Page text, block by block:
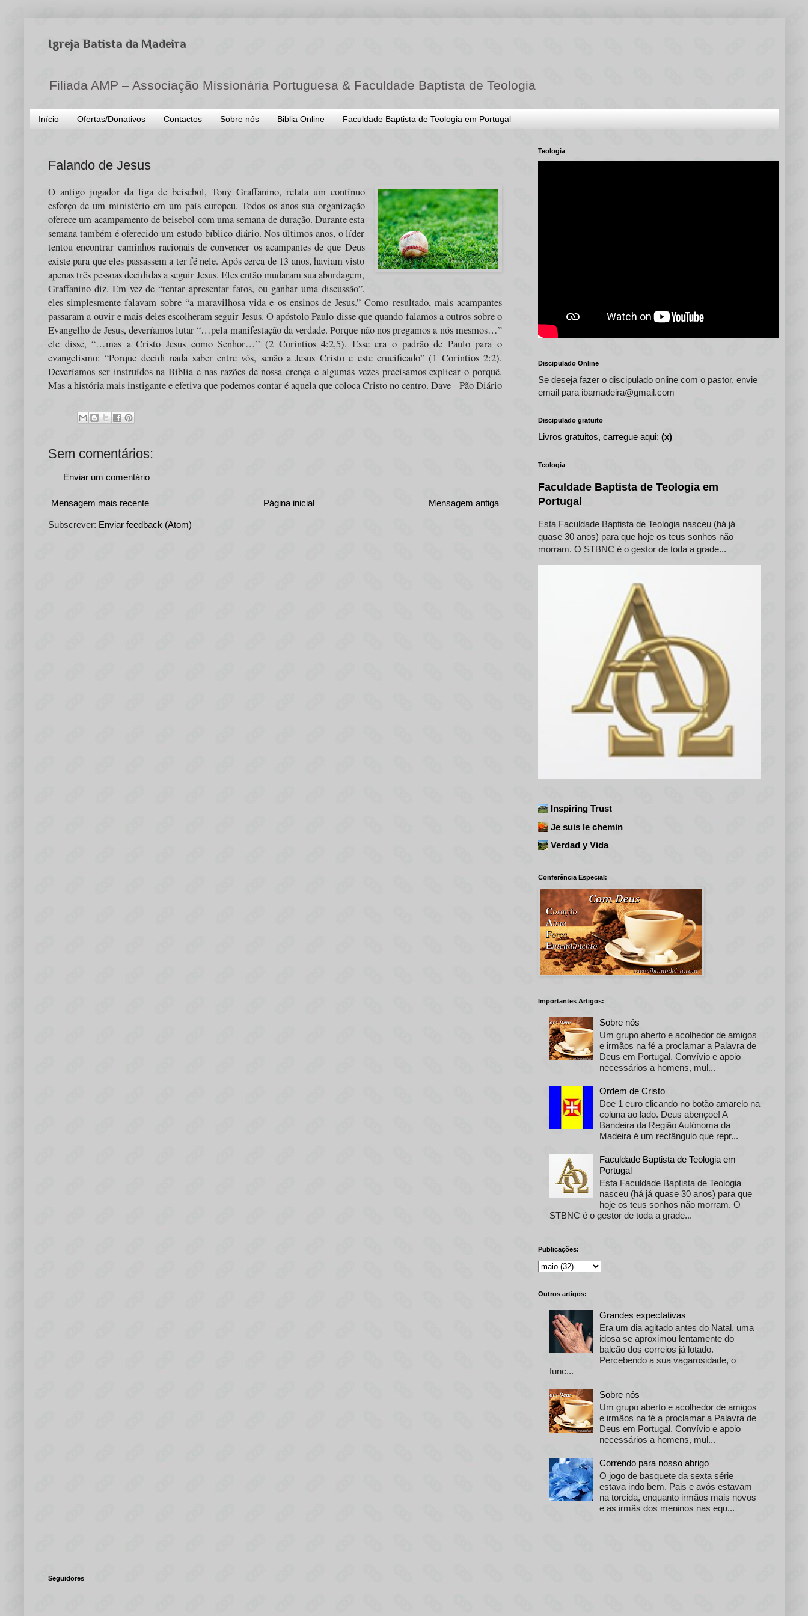
Igreja Batista da Madeira
Filiada AMP – Associação Missionária Portuguesa & Faculdade Baptista de Teologia
Início Ofertas/Donativos Contactos Sobre nós Biblia Online Faculdade Baptista de Teologia em Portugal
Falando de Jesus
O antigo jogador da liga de beisebol, Tony Graffanino, relata um contínuo
esforço de um ministério em um país europeu. Todos os anos sua organização
oferece um acampamento de beisebol com uma semana de duração. Durante esta
semana também é oferecido um estudo bíblico diário. Nos últimos anos, o líder
tentou encontrar caminhos racionais de convencer os acampantes de que Deus
existe para que eles passassem a ter fé nele. Após cerca de 13 anos, haviam visto
apenas três pessoas decididas a seguir Jesus. Eles então mudaram sua abordagem,
Graffanino diz. Em vez de “tentar apresentar fatos, ou ganhar uma discussão”,
eles simplesmente falavam sobre “a maravilhosa vida e os ensinos de Jesus.” Como resultado, mais acampantes
passaram a ouvir e mais deles escolheram seguir Jesus. O apóstolo Paulo disse que quando falamos a outros sobre o
Evangelho de Jesus, deveríamos lutar “…pela manifestação da verdade. Porque não nos pregamos a nós mesmos…”
ele disse, “…mas a Cristo Jesus como Senhor…” (2 Coríntios 4:2,5). Esse era o padrão de Paulo para o
evangelismo: “Porque decidi nada saber entre vós, senão a Jesus Cristo e este crucificado” (1 Coríntios 2:2).
Deveríamos ser instruídos na Bíblia e nas razões de nossa crença e algumas vezes precisamos explicar o porquê.
Mas a história mais instigante e efetiva que podemos contar é aquela que coloca Cristo no centro. Dave - Pão Diário
Sem comentários:
Enviar um comentário
Mensagem mais recente Mensagem antiga
Página inicial
Subscrever: Enviar feedback (Atom)
Teologia
Discipulado Online
Se deseja fazer o discipulado online com o pastor, envie
email para ibamadeira@gmail.com
Discipulado gratuito
Livros gratuitos, carregue aqui: (x)
Teologia
Faculdade Baptista de Teologia em
Portugal
Esta Faculdade Baptista de Teologia nasceu (há já
quase 30 anos) para que hoje os teus sonhos não
morram. O STBNC é o gestor de toda a grade...
Inspiring Trust
Je suis le chemin
Verdad y Vida
Conferência Especial:
Importantes Artigos:
Sobre nós
Um grupo aberto e acolhedor de amigos
e irmãos na fé a proclamar a Palavra de
Deus em Portugal. Convívio e apoio
necessários a homens, mul...
Ordem de Cristo
Doe 1 euro clicando no botão amarelo na
coluna ao lado. Deus abençoe! A
Bandeira da Região Autónoma da
Madeira é um rectângulo que repr...
Faculdade Baptista de Teologia em
Portugal
Esta Faculdade Baptista de Teologia
nasceu (há já quase 30 anos) para que
hoje os teus sonhos não morram. O
STBNC é o gestor de toda a grade...
Publicações:
Outros artigos:
Grandes expectativas
Era um dia agitado antes do Natal, uma
idosa se aproximou lentamente do
balcão dos correios já lotado.
Percebendo a sua vagarosidade, o
func...
Sobre nós
Um grupo aberto e acolhedor de amigos
e irmãos na fé a proclamar a Palavra de
Deus em Portugal. Convívio e apoio
necessários a homens, mul...
Correndo para nosso abrigo
O jogo de basquete da sexta série
estava indo bem. Pais e avós estavam
na torcida, enquanto irmãos mais novos
e as irmãs dos meninos nas equ...
Seguidores